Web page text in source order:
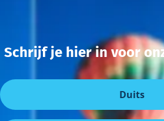
Schrijf je hier in voor
Duits